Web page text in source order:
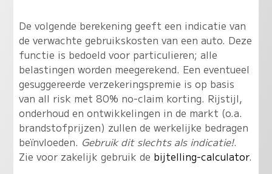
De volgende berekening geeft een indicatie van
de verwachte gebruikskosten van een auto. Deze
functie is bedoeld voor particulieren; alle
belastingen worden meegerekend. Een eventueel
gesuggereerde verzekeringspremie is op basis
van all risk met 80% no-claim korting. Rijstijl,
onderhoud en ontwikkelingen in de markt (o.a.
brandstofprijzen) zullen de werkelijke bedragen
beïnvloeden. Gebruik dit slechts als indicatie!.
Zie voor zakelijk gebruik de bijtelling-calculator.